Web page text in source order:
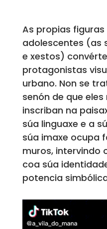
As propias figuras
adolescentes (as
e xestos)
protagonistas
urbano. Non se
senón de que
inscriban na
súa linguaxe e a
súa imaxe ocupa
muros, intervindo
coa súa
potencia